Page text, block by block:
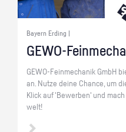
Bayern Erding |
GE­WO-
GE­WO-Fein­me­cha­nik GmbH
an. Nutze deine Chan­ce, um
Klick auf 'Be­wer­ben' und
welt!